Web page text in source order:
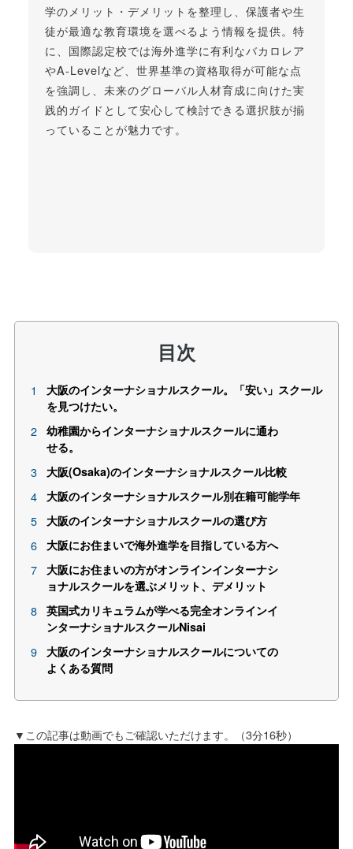
学のメリット・デメリットを整理し、保護者や生
徒が最適な教育環境を選べるよう情報を提供。特
に、国際認定校では海外進学に有利なバカロレア
やA-Levelなど、世界基準の資格取得が可能な点
を強調し、未来のグローバル人材育成に向けた実
践的ガイドとして安心して検討できる選択肢が揃
っていることが魅力です。
目次
大阪のインターナショナルスクール。「安い」スクール
を見つけたい。
幼稚園からインターナショナルスクールに通わ
せる。
大阪(Osaka)のインターナショナルスクール比較
大阪のインターナショナルスクール別在籍可能学年
大阪のインターナショナルスクールの選び方
大阪にお住まいで海外進学を目指している方へ
大阪にお住まいの方がオンラインインターナシ
ョナルスクールを選ぶメリット、デメリット
英国式カリキュラムが学べる完全オンラインイ
ンターナショナルスクールNisai
大阪のインターナショナルスクールについての
よくある質問
▼この記事は動画でもご確認いただけます。（3分16秒）